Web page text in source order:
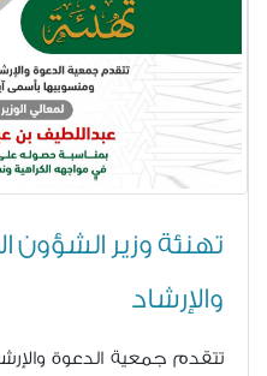
تهنئة وزير الشؤون
والإرشاد
تتقدم جمعية الدعوة